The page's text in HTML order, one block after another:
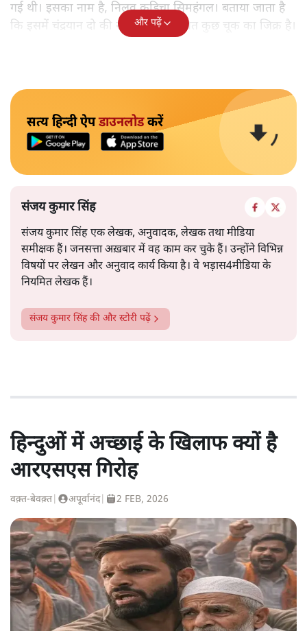
गई थी। इसका नाम है, निलवु कुडिचा सिमहंगल। बताया जाता है
कि इसमें चंद्रयान दो की नाकामी से संबंधित कुछ चूक का जिक्र है।
और पढ़ें
सत्य हिन्दी ऐपडाउनलोडकरें
संजय कुमार सिंह
संजय कुमार सिंह एक लेखक, अनुवादक, लेखक तथा मीडिया
समीक्षक हैं। जनसत्ता अख़बार में वह काम कर चुके हैं। उन्होंने विभिन्न
विषयों पर लेखन और अनुवाद कार्य किया है। वे भड़ास4मीडिया के
नियमित लेखक हैं।
संजय कुमार सिंहकी और स्टोरी पढ़ें
हिन्दुओं में अच्छाई के खिलाफ क्यों है
आरएसएस गिरोह
वक़्त-बेवक़्त अपूर्वानंद| 2 FEB, 2026